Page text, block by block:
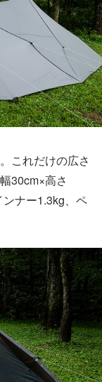
これだけの広さ
30cm×高さ
ナー1.3kg、ペ